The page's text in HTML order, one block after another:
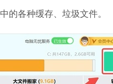
中的各种缓存、垃圾文件。